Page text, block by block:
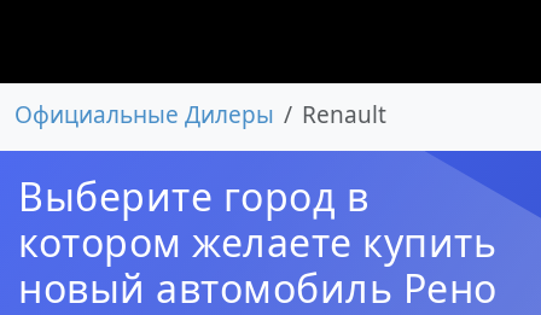
Официальные Дилеры Renault
Выберите город в
котором желаете купить
новый автомобиль Рено